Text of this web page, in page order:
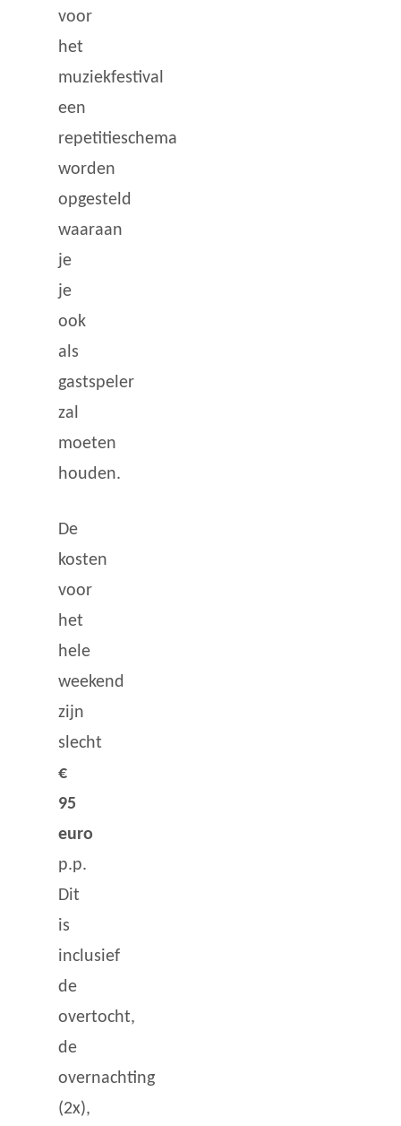
voor
het
muziekfestival
een
repetitieschema
worden
opgesteld
waaraan
je
je
ook
als
gastspeler
zal
moeten
houden.
De
kosten
voor
het
hele
weekend
zijn
slecht
€
95
euro
p.p.
Dit
is
inclusief
de
overtocht,
de
overnachting
(2x),